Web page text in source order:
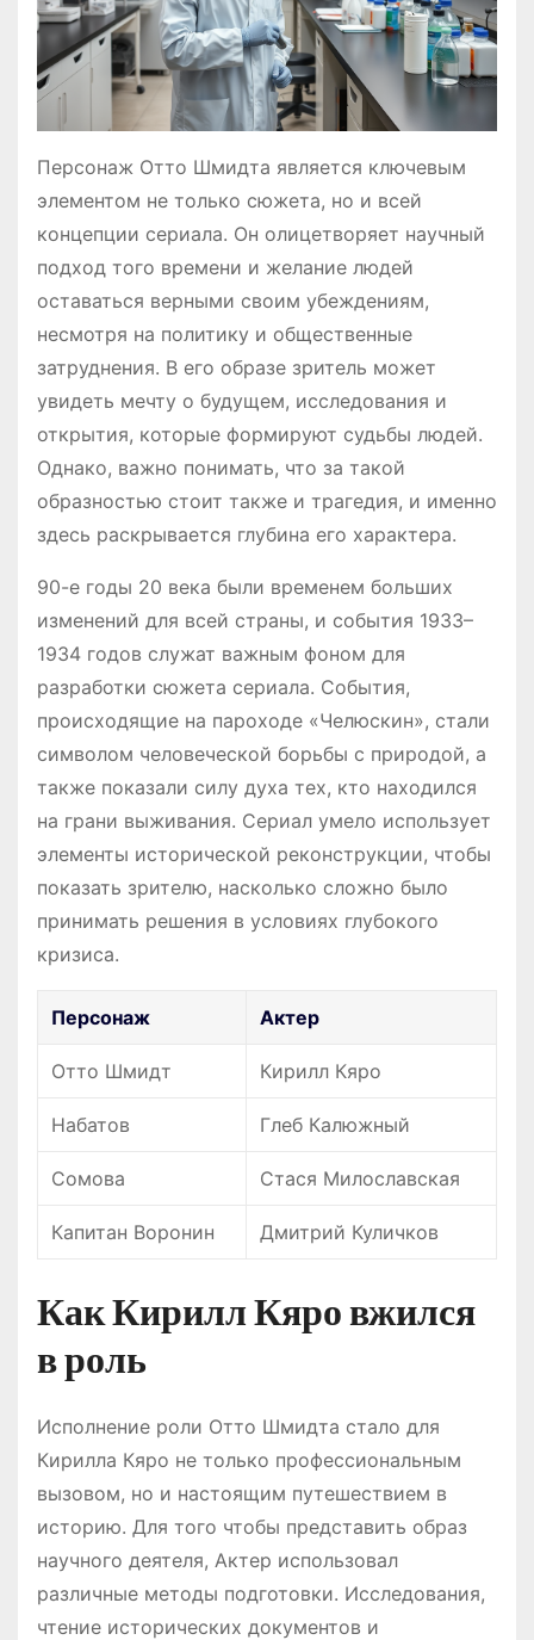
Персонаж Отто Шмидта является ключевым
элементом не только сюжета, но и всей
концепции сериала. Он олицетворяет научный
подход того времени и желание людей
оставаться верными своим убеждениям,
несмотря на политику и общественные
затруднения. В его образе зритель может
увидеть мечту о будущем, исследования и
открытия, которые формируют судьбы людей.
Однако, важно понимать, что за такой
образностью стоит также и трагедия, и именно
здесь раскрывается глубина его характера.
90-е годы 20 века были временем больших
изменений для всей страны, и события 1933–
1934 годов служат важным фоном для
разработки сюжета сериала. События,
происходящие на пароходе «Челюскин», стали
символом человеческой борьбы с природой, а
также показали силу духа тех, кто находился
на грани выживания. Сериал умело использует
элементы исторической реконструкции, чтобы
показать зрителю, насколько сложно было
принимать решения в условиях глубокого
кризиса.
Персонаж Актер
Отто Шмидт Кирилл Кяро
Набатов Глеб Калюжный
Сомова Стася Милославская
Капитан Воронин Дмитрий Куличков
Как Кирилл Кяро вжился
в роль
Исполнение роли Отто Шмидта стало для
Кирилла Кяро не только профессиональным
вызовом, но и настоящим путешествием в
историю. Для того чтобы представить образ
научного деятеля, Актер использовал
различные методы подготовки. Исследования,
чтение исторических документов и